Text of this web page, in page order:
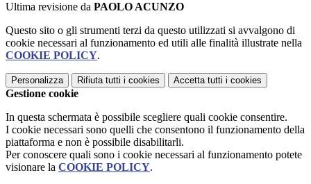
Ultima revisione da PAOLO ACUNZO
Questo sito o gli strumenti terzi da questo utilizzati si avvalgono di
cookie necessari al funzionamento ed utili alle finalità illustrate nella
COOKIE POLICY.
Personalizza Rifiuta tutti i cookies Accetta tutti i cookies
Gestione cookie
In questa schermata è possibile scegliere quali cookie consentire.
I cookie necessari sono quelli che consentono il funzionamento della
piattaforma e non è possibile disabilitarli.
Per conoscere quali sono i cookie necessari al funzionamento potete
visionare la COOKIE POLICY.